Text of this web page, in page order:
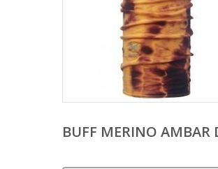
BUFF MERINO AMBAR